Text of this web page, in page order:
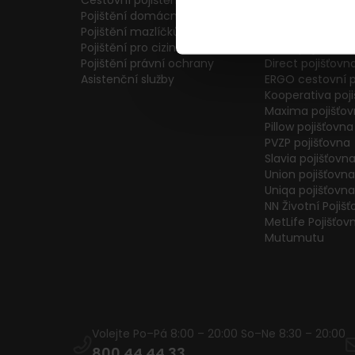
Pojištění domácnosti
Pojištění mazlíčků
Pojištění pro cizince
Pojištění právní ochrany
Asistenční služby
Direct
ERGO cestovní
Kooperativa
Maxima
Pillow pojišťovna
PVZP pojišťovna
Slavia pojišťovna
Union pojišťovna
Uniqa pojišťovna
NN Životní
MetLife
Mutumutu
Volejte Po–Pá 8:00 – 20:00 So–Ne 8:30 – 20:00